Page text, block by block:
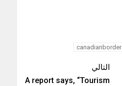
canadianborder
التالي
A report says, “Tourism